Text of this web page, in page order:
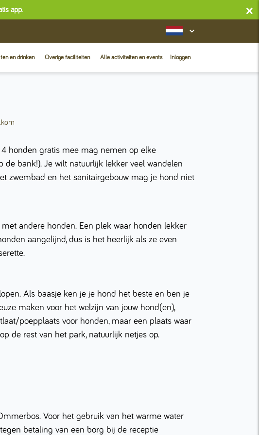
app. ×
en drinken Overige faciliteiten Alle activiteiten en events Inloggen
honden gratis mee mag nemen op elke
bank!). Je wilt natuurlijk lekker veel wandelen
zwembad en het sanitairgebouw mag je hond niet
andere honden. Een plek waar honden lekker
aangelijnd, dus is het heerlijk als ze even
Als baasje ken je je hond het beste en ben je
maken voor het welzijn van jouw hond(en),
poepplaats voor honden, maar een plaats waar
de rest van het park, natuurlijk netjes op.
Voor het gebruik van het warme water
betaling van een borg bij de receptie